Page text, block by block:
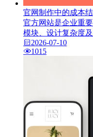
官网制作中的成本
官方网站是企业重
模块、设计复杂度
2026-07-10
1015